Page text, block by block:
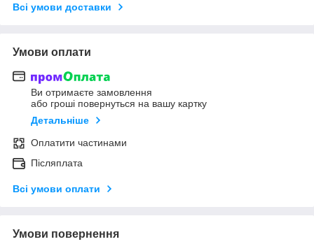
Всі умови доставки
Умови оплати
Ви отримаєте замовлення
або гроші повернуться на вашу картку
Детальніше
Оплатити частинами
Післяплата
Всі умови оплати
Умови повернення